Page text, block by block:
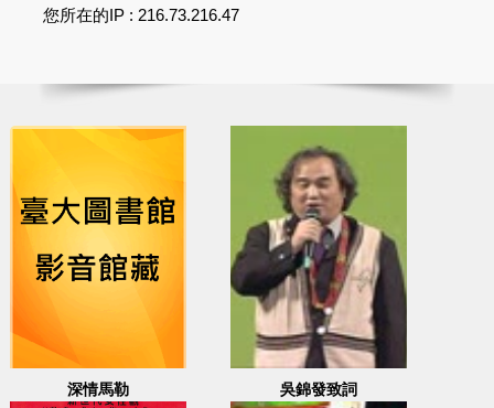
您所在的IP : 216.73.216.47
深情馬勒 吳錦發致詞